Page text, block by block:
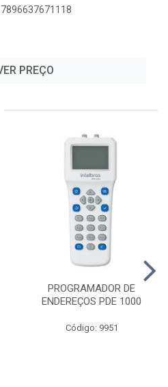
PREÇO
PROGRAMADOR DE
ENDEREÇOS PDE 1000
Código: 9951